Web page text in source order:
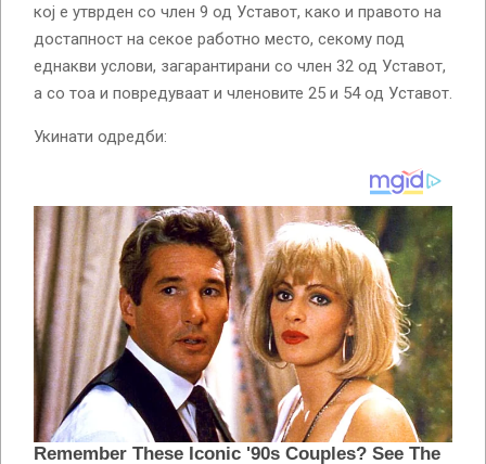
кој е утврден со член 9 од Уставот, како и правото на
достапност на секое работно место, секому под
еднакви услови, загарантирани со член 32 од Уставот,
а со тоа и повредуваат и членовите 25 и 54 од Уставот.
Укинати одредби: